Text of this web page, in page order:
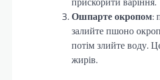
Ошпарте окропом:
залийте пшоно
потім злийте воду.
жирів.